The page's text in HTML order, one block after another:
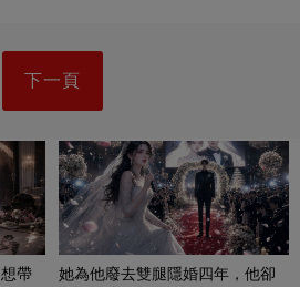
下一頁
帶
她為他廢去雙腿隱婚四年，他卻